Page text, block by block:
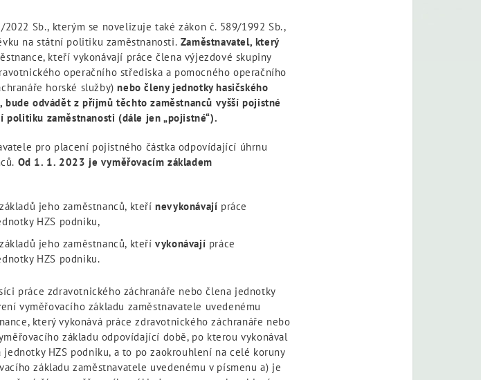
Sb., kterým se novelizuje také zákon č. 589/1992 Sb.,
na státní politiku zaměstnanosti. Zaměstnavatel, který
kteří vykonávají práce člena výjezdové skupiny
operačního střediska a pomocného operačního
horské služby)nebo členy jednotky hasičského
bude odvádět z příjmů těchto zaměstnanců vyšší pojistné
politiku zaměstnanosti (dále jen „pojistné“).
pro placení pojistného částka odpovídající úhrnu
Od 1. 1. 2023 je vyměřovacím základem
jeho zaměstnanců, kteří nevykonávají práce
HZS podniku,
jeho zaměstnanců, kteřívykonávají práce
HZS podniku.
práce zdravotnického záchranáře nebo člena jednotky
vyměřovacího základu zaměstnavatele uvedenému
který vykonává práce zdravotnického záchranáře nebo
základu odpovídající době, po kterou vykonával
HZS podniku, a to po zaokrouhlení na celé koruny
základu zaměstnavatele uvedenému v písmenu a) je